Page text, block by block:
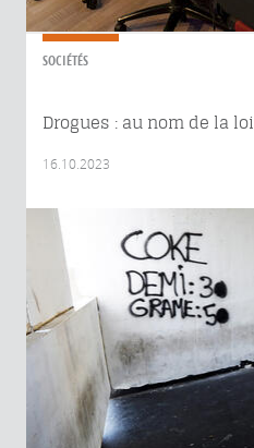
SOCIÉTÉS
Drogues : au nom de la loi
16.10.2023